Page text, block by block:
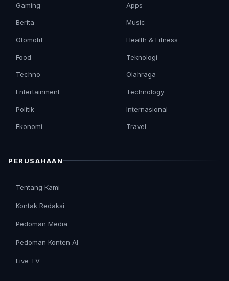
Gaming
Berita
Otomotif
Apps
Music
Health & Fitness
Food
Techno
Entertainment
Politik
Ekonomi
Teknologi
Olahraga
Technology
Internasional
Travel
PERUSAHAAN
Tentang Kami
Kontak Redaksi
Pedoman Media
Pedoman Konten AI
Live TV